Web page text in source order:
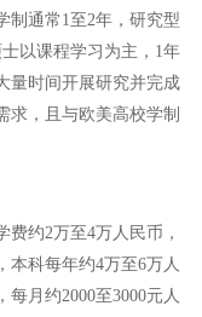
制通常1至2年，研究型
以课程学习为主，1年
量时间开展研究并完成
求，且与欧美高校学制
约2万至4万人民币，
本科每年约4万至6万人
月约2000至3000元人